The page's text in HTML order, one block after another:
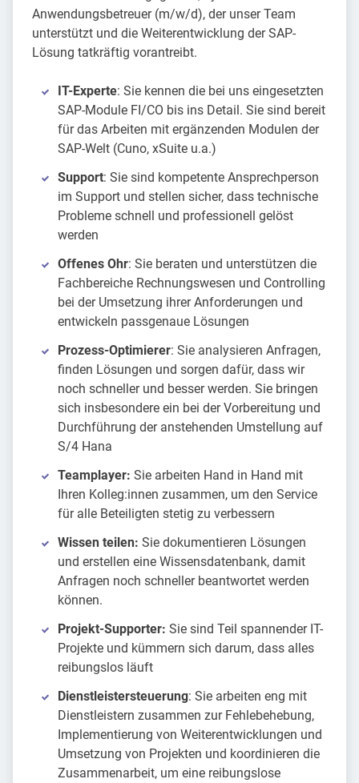
Anwendungsbetreuer (m/w/d), der unser Team
unterstützt und die Weiterentwicklung der SAP-
Lösung tatkräftig vorantreibt.
IT-Experte: Sie kennen die bei uns eingesetzten
SAP-Module FI/CO bis ins Detail. Sie sind bereit
für das Arbeiten mit ergänzenden Modulen der
SAP-Welt (Cuno, xSuite u.a.)
Support: Sie sind kompetente Ansprechperson
im Support und stellen sicher, dass technische
Probleme schnell und professionell gelöst
werden
Offenes Ohr: Sie beraten und unterstützen die
Fachbereiche Rechnungswesen und Controlling
bei der Umsetzung ihrer Anforderungen und
entwickeln passgenaue Lösungen
Prozess-Optimierer: Sie analysieren Anfragen,
finden Lösungen und sorgen dafür, dass wir
noch schneller und besser werden. Sie bringen
sich insbesondere ein bei der Vorbereitung und
Durchführung der anstehenden Umstellung auf
S/4 Hana
Teamplayer: Sie arbeiten Hand in Hand mit
Ihren Kolleg:innen zusammen, um den Service
für alle Beteiligten stetig zu verbessern
Wissen teilen: Sie dokumentieren Lösungen
und erstellen eine Wissensdatenbank, damit
Anfragen noch schneller beantwortet werden
können.
Projekt-Supporter: Sie sind Teil spannender IT-
Projekte und kümmern sich darum, dass alles
reibungslos läuft
Dienstleistersteuerung: Sie arbeiten eng mit
Dienstleistern zusammen zur Fehlebehebung,
Implementierung von Weiterentwicklungen und
Umsetzung von Projekten und koordinieren die
Zusammenarbeit, um eine reibungslose